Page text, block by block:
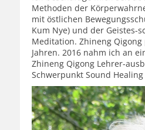
Methoden der
mit östlichen
Kum Nye) und der Geistes-
Meditation. Zhineng
Jahren. 2016 nahm ich an
Zhineng Qigong Lehrer-
Schwerpunkt Sound